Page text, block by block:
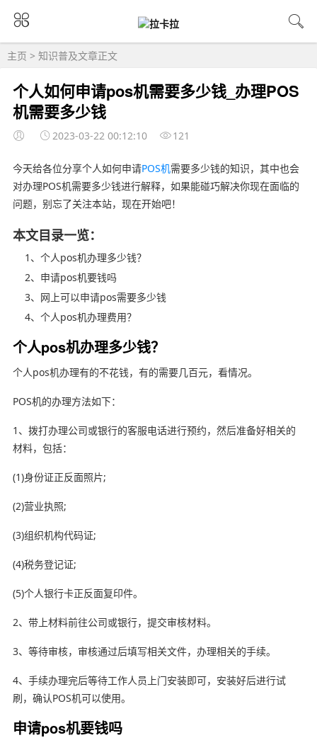
主页 > 知识普及文章正文
个人如何申请pos机需要多少钱_办理POS
机需要多少钱
2023-03-22 00:12:10 121
今天给各位分享个人如何申请POS机需要多少钱的知识，其中也会
对办理POS机需要多少钱进行解释，如果能碰巧解决你现在面临的
问题，别忘了关注本站，现在开始吧！
本文目录一览：
1、个人pos机办理多少钱？
2、申请pos机要钱吗
3、网上可以申请pos需要多少钱
4、个人pos机办理费用？
个人pos机办理多少钱？
个人pos机办理有的不花钱，有的需要几百元，看情况。
POS机的办理方法如下：
1、拨打办理公司或银行的客服电话进行预约，然后准备好相关的
材料，包括：
(1)身份证正反面照片;
(2)营业执照;
(3)组织机构代码证;
(4)税务登记证;
(5)个人银行卡正反面复印件。
2、带上材料前往公司或银行，提交审核材料。
3、等待审核，审核通过后填写相关文件，办理相关的手续。
4、手续办理完后等待工作人员上门安装即可，安装好后进行试
刷，确认POS机可以使用。
申请pos机要钱吗